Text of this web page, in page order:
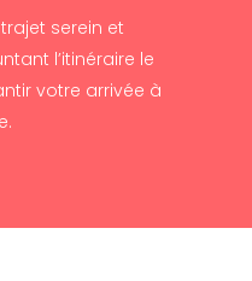
serein et
l’itinéraire le
votre arrivée à